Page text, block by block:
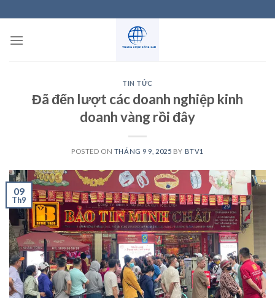
to
content
TIN TỨC
Đã đến lượt các doanh nghiệp kinh
doanh vàng rồi đây
POSTED ON THÁNG 9 9, 2025 BY BTV1
09
Th9